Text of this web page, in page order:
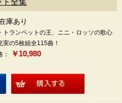
ト全集
庫あり
トランペットの王、ニニ・ロッソの歌心
実の5枚組全115曲！
￥10,980